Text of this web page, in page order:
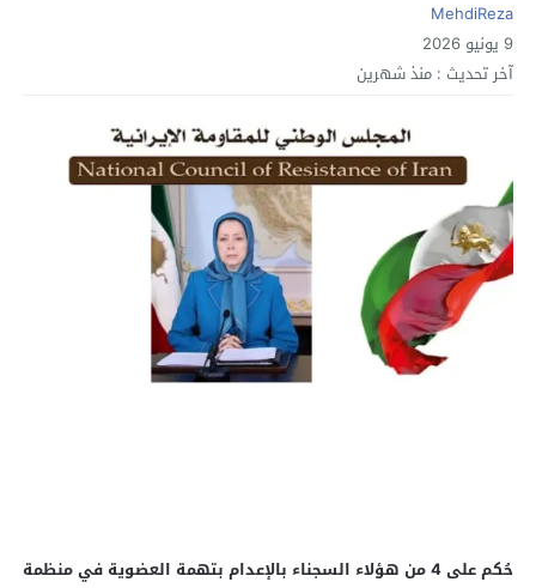
MehdiReza
9 يونيو 2026
آخر تحديث : منذ شهرين
حُكم على 4 من هؤلاء السجناء بالإعدام بتهمة العضوية في منظمة